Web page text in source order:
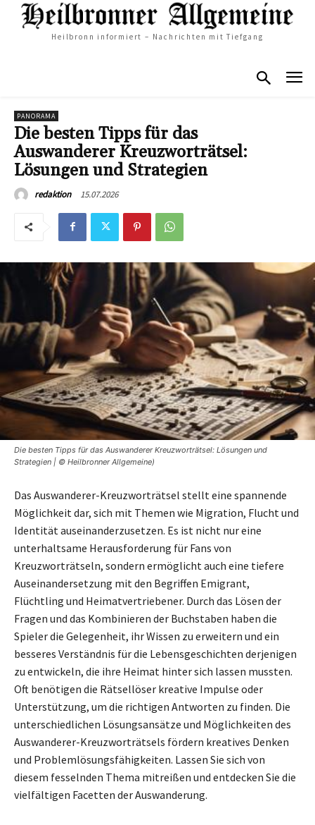
Heilbronn informiert – Nachrichten mit Tiefgang
PANORAMA
Die besten Tipps für das
Auswanderer Kreuzworträtsel:
Lösungen und Strategien
redaktion 15.07.2026
Die besten Tipps für das Auswanderer Kreuzworträtsel: Lösungen und
Strategien | © Heilbronner Allgemeine)
Das Auswanderer-Kreuzworträtsel stellt eine spannende
Möglichkeit dar, sich mit Themen wie Migration, Flucht und
Identität auseinanderzusetzen. Es ist nicht nur eine
unterhaltsame Herausforderung für Fans von
Kreuzworträtseln, sondern ermöglicht auch eine tiefere
Auseinandersetzung mit den Begriffen Emigrant,
Flüchtling und Heimatvertriebener. Durch das Lösen der
Fragen und das Kombinieren der Buchstaben haben die
Spieler die Gelegenheit, ihr Wissen zu erweitern und ein
besseres Verständnis für die Lebensgeschichten derjenigen
zu entwickeln, die ihre Heimat hinter sich lassen mussten.
Oft benötigen die Rätsellöser kreative Impulse oder
Unterstützung, um die richtigen Antworten zu finden. Die
unterschiedlichen Lösungsansätze und Möglichkeiten des
Auswanderer-Kreuzworträtsels fördern kreatives Denken
und Problemlösungsfähigkeiten. Lassen Sie sich von
diesem fesselnden Thema mitreißen und entdecken Sie die
vielfältigen Facetten der Auswanderung.